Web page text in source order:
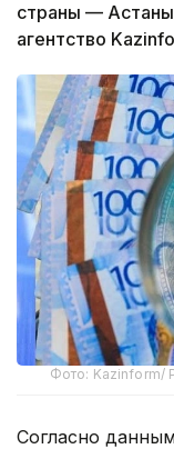
страны —
агентство
Фото: Kazinform/
Согласно